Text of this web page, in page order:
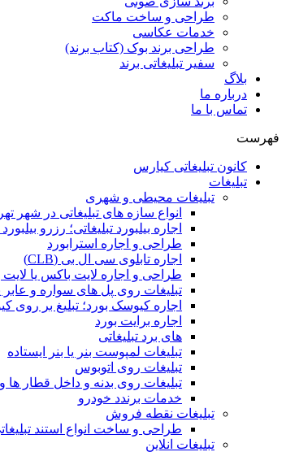
طراحی و ساخت ماکت
خدمات عکاسی
طراحی برند بوک (کتاب برند)
سفیر تبلیغاتی برند
بلاگ
درباره ما
تماس با ما
فهرست
کانون تبلیغاتی کیارس
تبلیغات
تبلیغات محیطی و شهری
انواع سازه‌ های تبلیغاتی در شهر
اجاره بیلبورد تبلیغاتی؛ رزرو
طراحی و اجاره استرابورد
اجاره تابلوی سی ال بی (CLB)
طراحی و اجاره لایت باکس یا لایت
تبلیغات روی پل های سواره و عابر
اجاره کیوسک بورد؛ تبلیغ بر روی
اجاره برایت بورد
های برد تبلیغاتی
تبلیغات لمپوست بنر یا بنر ایستاده
تبلیغات روی اتوبوس
تبلیغات روی بدنه و داخل قطار ها
خدمات برندد خودرو
تبلیغات نقطه فروش
طراحی و ساخت انواع استند
تبلیغات انلاین